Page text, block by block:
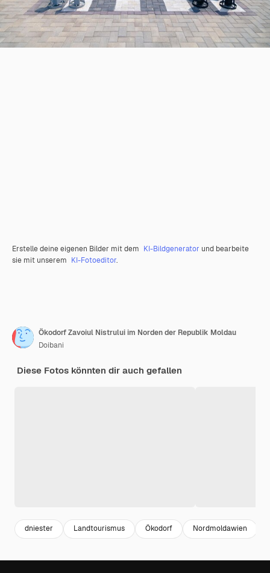
Erstelle deine eigenen Bilder mit dem KI-Bildgenerator und bearbeite
sie mit unserem KI-Fotoeditor.
Ökodorf Zavoiul Nistrului im Norden der Republik Moldau
Doibani
Diese Fotos könnten dir auch gefallen
dniester Landtourismus Ökodorf Nordmoldawien